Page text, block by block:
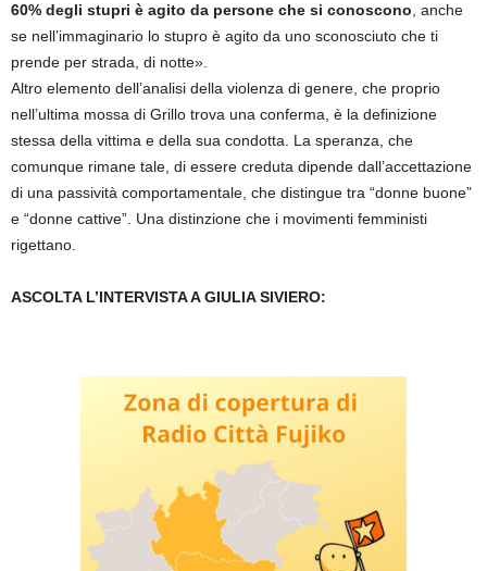
60% degli stupri è agito da persone che si conoscono, anche
se nell’immaginario lo stupro è agito da uno sconosciuto che ti
prende per strada, di notte».
Altro elemento dell’analisi della violenza di genere, che proprio
nell’ultima mossa di Grillo trova una conferma, è la definizione
stessa della vittima e della sua condotta. La speranza, che
comunque rimane tale, di essere creduta dipende dall’accettazione
di una passività comportamentale, che distingue tra “donne buone”
e “donne cattive”. Una distinzione che i movimenti femministi
rigettano.
ASCOLTA L’INTERVISTA A GIULIA SIVIERO: